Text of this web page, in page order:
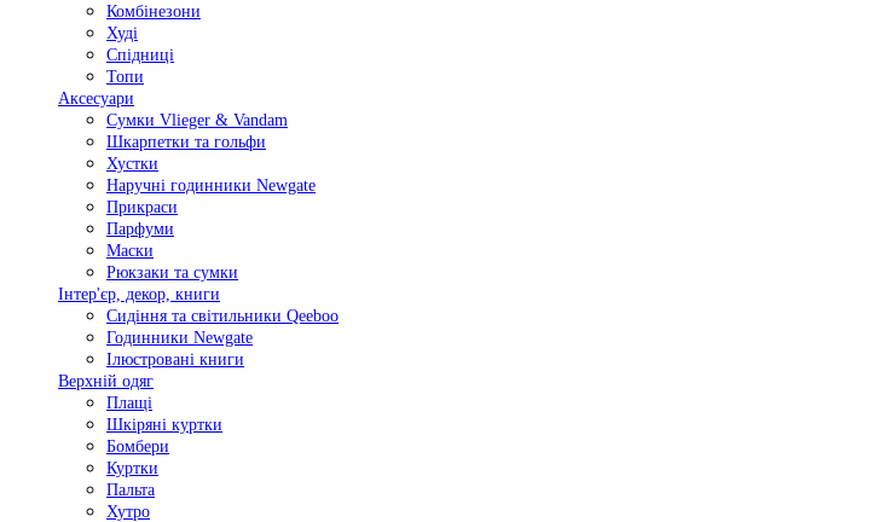
Комбінезони
Худі
Спідниці
Топи
Аксесуари
Сумки Vlieger & Vandam
Шкарпетки та гольфи
Хустки
Наручні годинники Newgate
Прикраси
Парфуми
Маски
Рюкзаки та сумки
Інтер'єр, декор, книги
Сидіння та світильники Qeeboo
Годинники Newgate
Ілюстровані книги
Верхній одяг
Плащі
Шкіряні куртки
Бомбери
Куртки
Пальта
Хутро